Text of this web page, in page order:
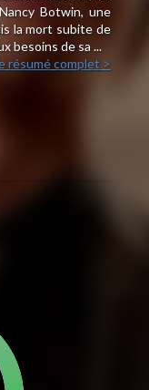
Botwin, une
la mort subite de
besoins de sa ...
résumé complet >